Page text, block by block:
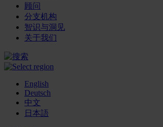
顾问
分支机构
智识与洞见
关于我们
English
Deutsch
中文
日本語